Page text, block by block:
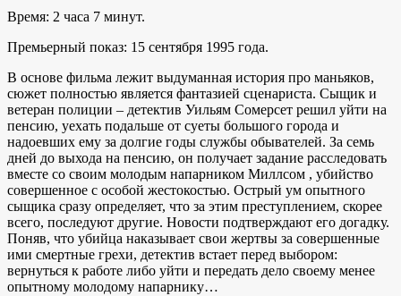
Время: 2 часа 7 минут.
Премьерный показ: 15 сентября 1995 года.
В основе фильма лежит выдуманная история про маньяков,
сюжет полностью является фантазией сценариста. Сыщик и
ветеран полиции – детектив Уильям Сомерсет решил уйти на
пенсию, уехать подальше от суеты большого города и
надоевших ему за долгие годы службы обывателей. За семь
дней до выхода на пенсию, он получает задание расследовать
вместе со своим молодым напарником Миллсом , убийство
совершенное с особой жестокостью. Острый ум опытного
сыщика сразу определяет, что за этим преступлением, скорее
всего, последуют другие. Новости подтверждают его догадку.
Поняв, что убийца наказывает свои жертвы за совершенные
ими смертные грехи, детектив встает перед выбором:
вернуться к работе либо уйти и передать дело своему менее
опытному молодому напарнику…